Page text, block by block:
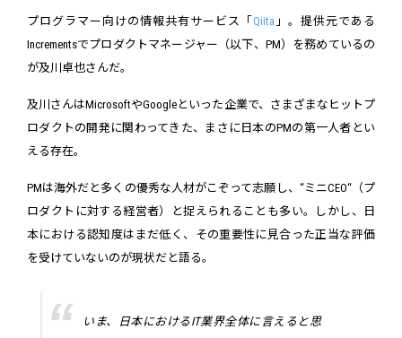
プログラマー向けの情報共有サービス「 Qiita 」。提供元である
Incrementsでプロダクトマネージャー（以下、PM）を務めているの
が及川卓也さんだ。
及川さんはMicrosoftやGoogleといった企業で、さまざまなヒットプ
ロダクトの開発に関わってきた、まさに日本のPMの第一人者とい
える存在。
PMは海外だと多くの優秀な人材がこぞって志願し、“ミニCEO“（プ
ロダクトに対する経営者）と捉えられることも多い。しかし、日
本における認知度はまだ低く、その重要性に見合った正当な評価
を受けていないのが現状だと語る。
いま、日本におけるIT業界全体に言えると思